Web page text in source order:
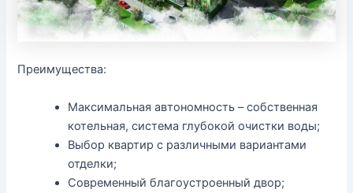
Преимущества:
Максимальная автономность – собственная
котельная, система глубокой очистки воды;
Выбор квартир с различными вариантами
отделки;
Современный благоустроенный двор;